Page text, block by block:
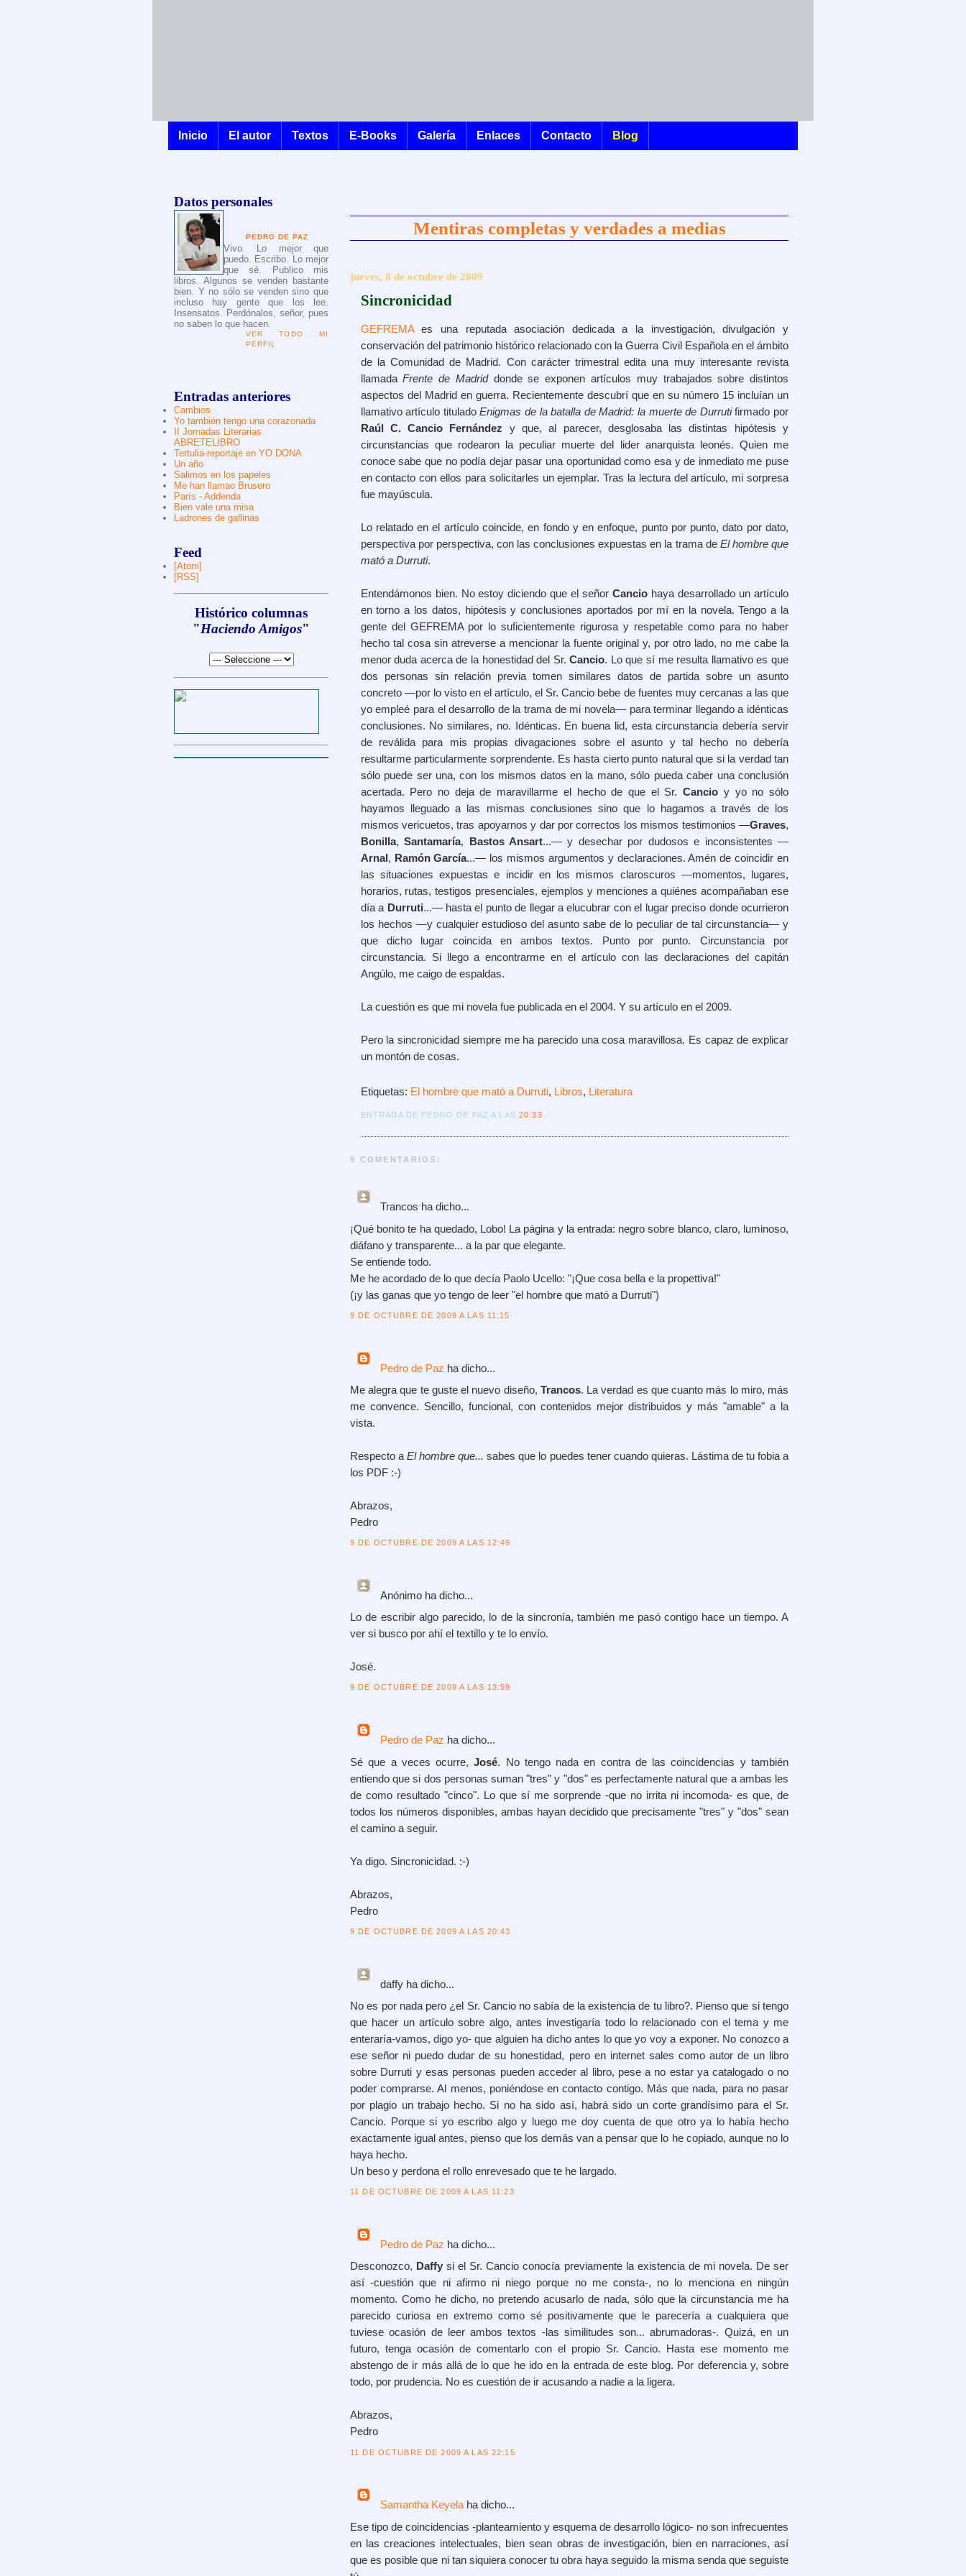
Inicio El autor Textos E-Books Galería Enlaces Contacto Blog
Mentiras completas y verdades a medias
jueves, 8 de octubre de 2009
Sincronicidad
GEFREMAes una reputada asociación dedicada a la investigación, divulgación y
conservación del patrimonio histórico relacionado con la Guerra Civil Española en el ámbito
de la Comunidad de Madrid. Con carácter trimestral edita una muy interesante revista
llamadaFrente de Madriddonde se exponen artículos muy trabajados sobre distintos
aspectos del Madrid en guerra. Recientemente descubrí que en su número 15 incluían un
llamativo artículo tituladoEnigmas de la batalla de Madrid: la muerte de Durrutifirmado por
Raúl C. Cancio Fernández y que, al parecer, desglosaba las distintas hipótesis y
circunstancias que rodearon la peculiar muerte del lider anarquista leonés. Quien me
conoce sabe que no podía dejar pasar una oportunidad como esa y de inmediato me puse
en contacto con ellos para solicitarles un ejemplar. Tras la lectura del artículo, mi sorpresa
fue mayúscula.
Lo relatado en el artículo coincide, en fondo y en enfoque, punto por punto, dato por dato,
perspectiva por perspectiva, con las conclusiones expuestas en la trama de El hombre que
mató a Durruti.
Entendámonos bien. No estoy diciendo que el señorCancio haya desarrollado un artículo
en torno a los datos, hipótesis y conclusiones aportados por mí en la novela. Tengo a la
gente del GEFREMA por lo suficientemente rigurosa y respetable como para no haber
hecho tal cosa sin atreverse a mencionar la fuente original y, por otro lado, no me cabe la
menor duda acerca de la honestidad del Sr.Cancio. Lo que sí me resulta llamativo es que
dos personas sin relación previa tomen similares datos de partida sobre un asunto
concreto —por lo visto en el artículo, el Sr. Cancio bebe de fuentes muy cercanas a las que
yo empleé para el desarrollo de la trama de mi novela— para terminar llegando a idénticas
conclusiones. No similares, no. Idénticas. En buena lid, esta circunstancia debería servir
de reválida para mis propias divagaciones sobre el asunto y tal hecho no debería
resultarme particularmente sorprendente. Es hasta cierto punto natural que si la verdad tan
sólo puede ser una, con los mismos datos en la mano, sólo pueda caber una conclusión
acertada. Pero no deja de maravillarme el hecho de que el Sr.Cancio y yo no sólo
hayamos lleguado a las mismas conclusiones sino que lo hagamos a través de los
mismos vericuetos, tras apoyarnos y dar por correctos los mismos testimonios —Graves,
Bonilla,Santamaría, Bastos Ansart...— y desechar por dudosos e inconsistentes —
Arnal , Ramón García...— los mismos argumentos y declaraciones. Amén de coincidir en
las situaciones expuestas e incidir en los mismos claroscuros —momentos, lugares,
horarios, rutas, testigos presenciales, ejemplos y menciones a quiénes acompañaban ese
día a Durruti...— hasta el punto de llegar a elucubrar con el lugar preciso donde ocurrieron
los hechos —y cualquier estudioso del asunto sabe de lo peculiar de tal circunstancia— y
que dicho lugar coincida en ambos textos. Punto por punto. Circunstancia por
circunstancia. Si llego a encontrarme en el artículo con las declaraciones del capitán
Angúlo, me caigo de espaldas.
La cuestión es que mi novela fue publicada en el 2004. Y su artículo en el 2009.
Pero la sincronicidad siempre me ha parecido una cosa maravillosa. Es capaz de explicar
un montón de cosas.
Etiquetas: El hombre que mató a Durruti, Libros, Literatura
ENTRADA DE PEDRO DE PAZ A LAS 20:33
9 COMENTARIOS:
Trancos ha dicho...
¡Qué bonito te ha quedado, Lobo! La página y la entrada: negro sobre blanco, claro, luminoso,
diáfano y transparente... a la par que elegante.
Se entiende todo.
Me he acordado de lo que decía Paolo Ucello: "¡Que cosa bella e la propettiva!"
(¡y las ganas que yo tengo de leer "el hombre que mató a Durruti")
9 DE OCTUBRE DE 2009 A LAS 11:15
Pedro de Paz ha dicho...
Me alegra que te guste el nuevo diseño, Trancos. La verdad es que cuanto más lo miro, más
me convence. Sencillo, funcional, con contenidos mejor distribuidos y más "amable" a la
vista.
Respecto aEl hombre que... sabes que lo puedes tener cuando quieras. Lástima de tu fobia a
los PDF :-)
Abrazos,
Pedro
9 DE OCTUBRE DE 2009 A LAS 12:49
Anónimo ha dicho...
Lo de escribir algo parecido, lo de la sincronía, también me pasó contigo hace un tiempo. A
ver si busco por ahí el textillo y te lo envío.
José.
9 DE OCTUBRE DE 2009 A LAS 13:59
Pedro de Paz ha dicho...
Sé que a veces ocurre,José. No tengo nada en contra de las coincidencias y también
entiendo que si dos personas suman "tres" y "dos" es perfectamente natural que a ambas les
de como resultado "cinco". Lo que sí me sorprende -que no irrita ni incomoda- es que, de
todos los números disponibles, ambas hayan decidido que precisamente "tres" y "dos" sean
el camino a seguir.
Ya digo. Sincronicidad. :-)
Abrazos,
Pedro
9 DE OCTUBRE DE 2009 A LAS 20:43
daffy ha dicho...
No es por nada pero ¿el Sr. Cancio no sabía de la existencia de tu libro?. Pienso que si tengo
que hacer un artículo sobre algo, antes investigaría todo lo relacionado con el tema y me
enteraría-vamos, digo yo- que alguien ha dicho antes lo que yo voy a exponer. No conozco a
ese señor ni puedo dudar de su honestidad, pero en internet sales como autor de un libro
sobre Durruti y esas personas pueden acceder al libro, pese a no estar ya catalogado o no
poder comprarse. Al menos, poniéndose en contacto contigo. Más que nada, para no pasar
por plagio un trabajo hecho. Si no ha sido así, habrá sido un corte grandísimo para el Sr.
Cancio. Porque si yo escribo algo y luego me doy cuenta de que otro ya lo había hecho
exactamente igual antes, pienso que los demás van a pensar que lo he copiado, aunque no lo
haya hecho.
Un beso y perdona el rollo enrevesado que te he largado.
11 DE OCTUBRE DE 2009 A LAS 11:23
Pedro de Paz ha dicho...
Desconozco, Daffy si el Sr. Cancio conocía previamente la existencia de mi novela. De ser
así -cuestión que ni afirmo ni niego porque no me consta-, no lo menciona en ningún
momento. Como he dicho, no pretendo acusarlo de nada, sólo que la circunstancia me ha
parecido curiosa en extremo como sé positivamente que le parecería a cualquiera que
tuviese ocasión de leer ambos textos -las similitudes son... abrumadoras-. Quizá, en un
futuro, tenga ocasión de comentarlo con el propio Sr. Cancio. Hasta ese momento me
abstengo de ir más allá de lo que he ido en la entrada de este blog. Por deferencia y, sobre
todo, por prudencia. No es cuestión de ir acusando a nadie a la ligera.
Abrazos,
Pedro
11 DE OCTUBRE DE 2009 A LAS 22:15
Samantha Keyelaha dicho...
Ese tipo de coincidencias -planteamiento y esquema de desarrollo lógico- no son infrecuentes
en las creaciones intelectuales, bien sean obras de investigación, bien en narraciones, así
que es posible que ni tan siquiera conocer tu obra haya seguido la misma senda que seguiste
Datos personales
PEDRO DE PAZ
Vivo. Lo mejor que
puedo. Escribo. Lo mejor
que sé. Publico mis
libros. Algunos se venden bastante
bien. Y no sólo se venden sino que
incluso hay gente que los lee.
Insensatos. Perdónalos, señor, pues
no saben lo que hacen.
VER TODO MI
PERFIL
Entradas anteriores
Cambios
Yo también tengo una corazonada
II Jornadas Literarias
ABRETELIBRO
Tertulia-reportaje en YO DONA
Un año
Salimos en los papeles
Me han llamao Brusero
París - Addenda
Bien vale una misa
Ladrones de gallinas
Feed
[Atom]
[RSS]
Histórico columnas
"Haciendo Amigos"